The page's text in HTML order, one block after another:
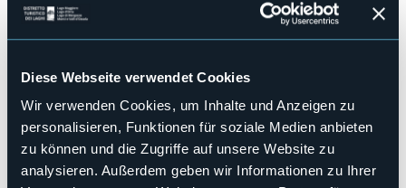
Diese Webseite verwendet Cookies
Wir verwenden Cookies, um Inhalte und Anzeigen zu
personalisieren, Funktionen für soziale Medien anbieten
zu können und die Zugriffe auf unsere Website zu
analysieren. Außerdem geben wir Informationen zu Ihrer
Renaud Garcia-Fons, contrabasso a 5 corde
David Venitucci, fisarmonica
Stephan Caracci, vibrafono e batteria
Il Piazzale della Armi del Palazzo Borromeo dell’Isola Bella è
Garcia-Fons, conDavid Venituccialla fisarmonica e
Stephan Caraccial vibrafono e batteria. Chiamato “il
Paganini del contrabbasso”, Garcia-Fons ha deciso di
aggiungere una quinta corda al suo contrabbasso,
ampliando le possibilità dello strumento e permettendo di